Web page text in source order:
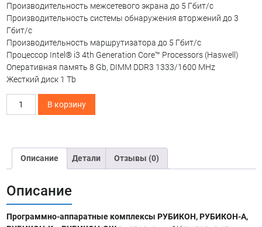
Производительность межсетевого экрана до 5 Гбит/с
Производительность системы обнаружения вторжений до 3
Гбит/с
Производительность маршрутизатора до 5 Гбит/с
Процессор Intel® i3 4th Generation Core™ Processors (Haswell)
Оперативная память 8 Gb, DIMM DDR3 1333/1600 MHz
Жесткий диск 1 Tb
В корзину
Описание Детали Отзывы (0)
Описание
Программно-аппаратные комплексы РУБИКОН, РУБИКОН-А,